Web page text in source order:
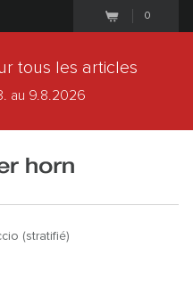
0
tous les articles
au 9.8.2026
(stratifié)